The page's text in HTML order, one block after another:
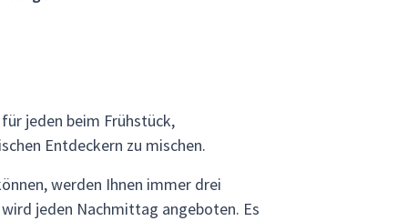
jeden beim Frühstück,
Entdeckern zu mischen.
werden Ihnen immer drei
jeden Nachmittag angeboten. Es